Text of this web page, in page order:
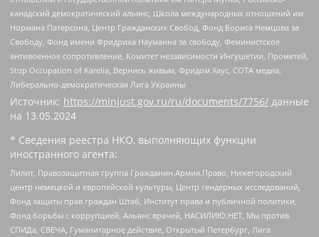
канадский демократический альянс, Школа международных отношений им
Нормана Патерсона, Центр Гражданских Свобод, Фонд Бориса Немцова за
Свободу, Фонд имени Фридриха Науманна за свободу, Феминистское
антивоенное сопротивление, Комитет независимости Ингушетии, Прометей,
Stop Occupation of Karelia, Вернись живым, Фридом Хаус, СОТА медиа,
Либерально-демократическая Лига Украины
Источник: https://minjust.gov.ru/ru/documents/7756/ данные
на 13.05.2024
* Сведения реестра НКО, выполняющих функции
иностранного агента:
Лилит, Правозащитная группа Гражданин.Армия.Право, Нижегородский
центр немецкой и европейской культуры, Центр гендерных исследований,
Фонд защиты прав граждан Штаб, Институт права и публичной политики,
Фонд борьбы с коррупцией, Альянс врачей, НАСИЛИЮ.НЕТ, Мы против
СПИДа, СВЕЧА, Гуманитарное действие, Открытый Петербург, Лига